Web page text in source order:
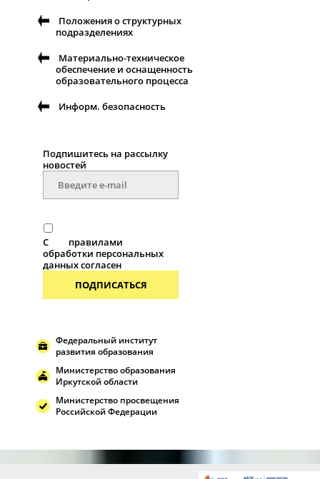
Положения о структурных
подразделениях
Материально-техническое
обеспечение и оснащенность
образовательного процесса
Информ. безопасность
Подпишитесь на рассылку
новоcтей
С
правилами
обработки персональных
данных согласен
ПОДПИСАТЬСЯ
Федеральный институт
развития образования
Министерство образования
Иркутской области
Министерство просвещения
Российской Федерации